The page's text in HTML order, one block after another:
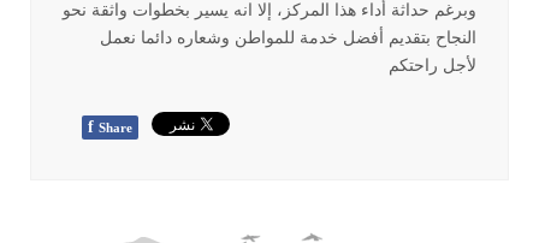
وبرغم حداثة أداء هذا المركز، إلا انه يسير بخطوات واثقة نحو
النجاح بتقديم أفضل خدمة للمواطن وشعاره دائما نعمل
لأجل راحتكم
f Share